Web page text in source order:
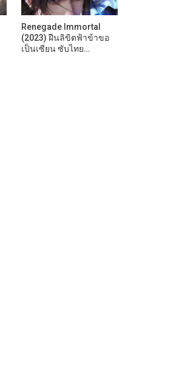
Renegade Immortal
(2023) ฝืนลิขิตฟ้าข้าขอ
เป็นเซียน ซับไทย…